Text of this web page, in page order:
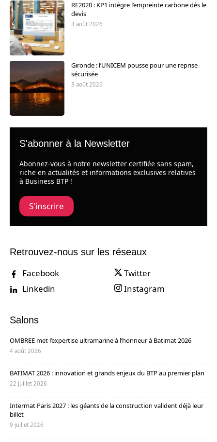
RE2020 : KP1 intègre l’empreinte carbone dès le
devis
3 août 2026
Gironde : l’UNICEM pousse pour une reprise
sécurisée
3 août 2026
S'abonner à la Newsletter
Abonnez-vous à notre newsletter certifiée sans spam,
riche en actualités et informations exclusives relatives
à Business BTP !
S'inscrire
Retrouvez-nous sur les réseaux
Facebook
Twitter
Linkedin
Instagram
Salons
OMBREE met l’expertise ultramarine à l’honneur à Batimat 2026
4 août 2026
BATIMAT 2026 : innovation et grands enjeux du BTP au premier plan
22 juillet 2026
Intermat Paris 2027 : les géants de la construction valident déjà leur
billet
9 juillet 2026